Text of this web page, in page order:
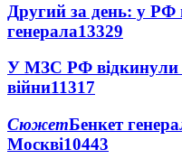
Другий за день: у РФ
генерала13329
У МЗС РФ відкинули
війни11317
СюжетБенкет
Москві10443